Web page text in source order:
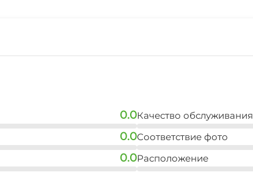
0.0
0.0
0.0
Качество обслуживания
Соответствие фото
Расположение